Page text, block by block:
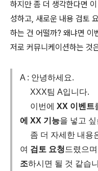
하지만 좀 더 생각한다면
성하고, 새로운 내용 검토
하는 건 어떨까? 왜냐면 이
저로 커뮤니케이션하는 것
A : 안녕하세요.
XXX팀 A입니다.
이번에 XX 이벤트
에 XX 기능을 넣고
좀 더 자세한 내용
여 검토 요청 드렸으
조하시면 될 것 같습